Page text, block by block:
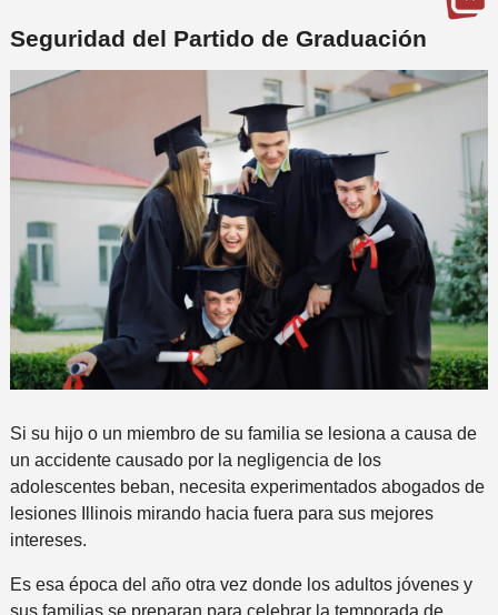
Seguridad del Partido de Graduación
Si su hijo o un miembro de su familia se lesiona a causa de
un accidente causado por la negligencia de los
adolescentes beban, necesita experimentados abogados de
lesiones Illinois mirando hacia fuera para sus mejores
intereses.
Es esa época del año otra vez donde los adultos jóvenes y